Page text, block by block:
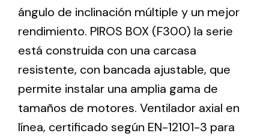
meant a greater offer of ventilation products for
different uses
Iluminación Solar
ángulo de inclinación múltiple y un mejor
rendimiento. PIROS BOX (F300) la serie
está construida con una carcasa
resistente, con bancada ajustable, que
permite instalar una amplia gama de
tamaños de motores. Ventilador axial en
línea, certificado según EN-12101-3 para